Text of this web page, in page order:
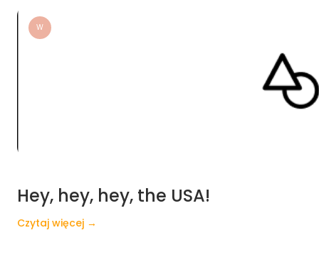
W
Hey, hey, hey, the USA!
Czytaj więcej →